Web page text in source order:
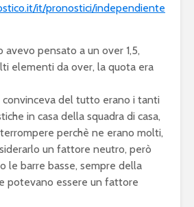
it/pronostici/independiente
avevo pensato a un over 1,5,
elementi da over, la quota era
convinceva del tutto erano i tanti
in casa della squadra di casa,
perchè ne erano molti,
un fattore neutro, però
le barre basse, sempre della
potevano essere un fattore